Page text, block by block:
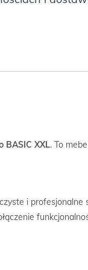
BASIC XXL. To
i profesjonalne